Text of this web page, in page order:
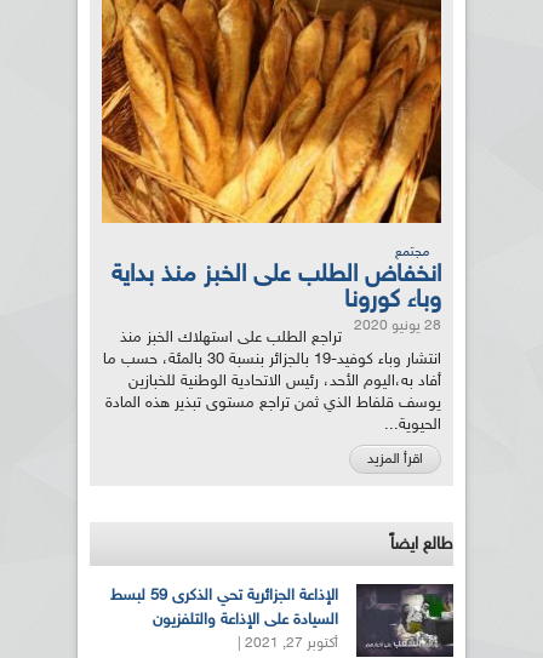
مجتمع
انخفاض الطلب على الخبز منذ بداية
وباء كورونا
28 يونيو 2020
تراجع الطلب على استهلاك الخبز منذ
انتشار وباء كوفيد-19 بالجزائر بنسبة 30 بالمئة، حسب ما
أفاد به،اليوم الأحد، رئيس الاتحادية الوطنية للخبازين
يوسف قلفاط الذي ثمن تراجع مستوى تبذير هذه المادة
الحيوية...
اقرأ المزيد
طالع ايضاً
الإذاعة الجزائرية تحي الذكرى 59 لبسط
السيادة على الإذاعة والتلفزيون
أكتوبر 27, 2021 |